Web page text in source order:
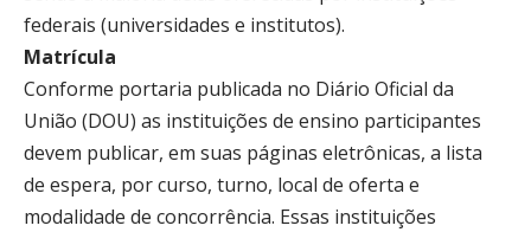
federais (universidades e institutos).
Matrícula
Conforme portaria publicada no Diário Oficial da
União (DOU) as instituições de ensino participantes
devem publicar, em suas páginas eletrônicas, a lista
de espera, por curso, turno, local de oferta e
modalidade de concorrência. Essas instituições